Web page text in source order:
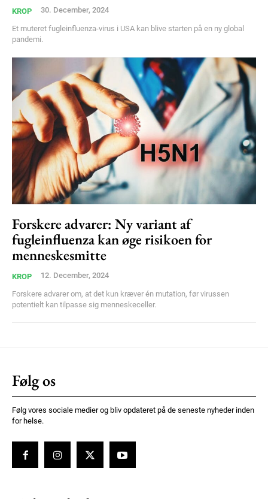
100DKK
Etiam est nibh, lobortis sit
Praesent euismod ac
Ut mollis pellentesque tortor
Nullam eu erat condimentum
Donec quis est ac felis
Orci varius natoque dolor
YEARLY PRICING
KROP 30. December, 2024
Et muteret fugleinfluenza-virus i USA kan blive starten på en ny global
pandemi.
Forskere advarer: Ny variant af
fugleinfluenza kan øge risikoen for
menneskesmitte
KROP 12. December, 2024
Forskere advarer om, at det kun kræver én mutation, før virussen
potentielt kan tilpasse sig menneskeceller.
Følg os
Følg vores sociale medier og bliv opdateret på de seneste nyheder inden
for helse.